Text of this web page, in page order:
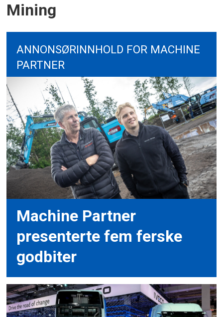
Mining
ANNONSØRINNHOLD FOR MACHINE
PARTNER
Machine Partner
presenterte fem ferske
godbiter